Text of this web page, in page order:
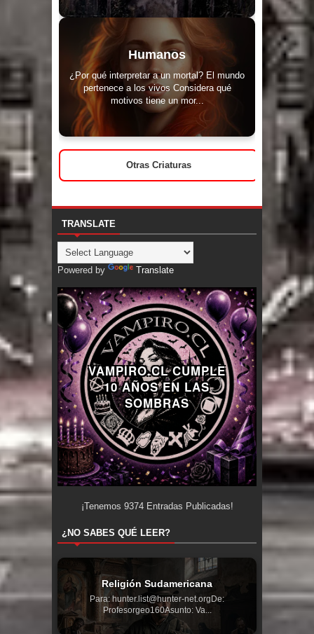
Humanos
¿Por qué interpretar a un mortal? El mundo
pertenece a los vivos Considera qué
motivos tiene un mor...
Otras Criaturas
TRANSLATE
Powered by Translate
VAMPIRO.CL CUMPLE
10 AÑOS EN LAS
SOMBRAS
¡Tenemos 9374Entradas Publicadas!
¿NO SABES QUÉ LEER?
Religión Sudamericana
Para: hunter.list@hunter-net.orgDe:
Profesorgeo160Asunto: Va...